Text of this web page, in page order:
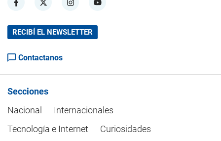
RECIBÍ EL NEWSLETTER
Contactanos
Secciones
Nacional
Internacionales
Tecnología e Internet
Curiosidades